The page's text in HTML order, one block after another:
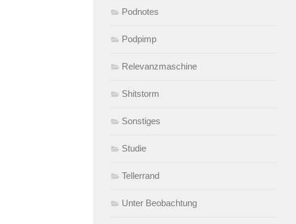
Podnotes
Podpimp
Relevanzmaschine
Shitstorm
Sonstiges
Studie
Tellerrand
Unter Beobachtung